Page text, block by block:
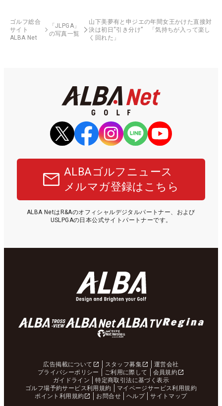
ゴルフ総合
サイト
ALBA Net
「JLPGA」
の写真一覧
山下美夢有と申ジエの年間女王かけた直接対
決は初日“引き分け” 「気持ちが入って楽し
く回れた」
ALBAゴルフニュース
メルマガ登録はこちら
ALBA NetはR&Aのオフィシャルデジタルパートナー、および
USLPGAの日本公式サイトパートナーです。
広告掲載について スタッフ募集
運営会社
プライバシーポリシー
ご利用に際して
会員規約
ガイドライン
特定商取引法に基づく表示
ゴルフ場予約サービス利用規約
マイページサービス利用規約
ポイント利用規約
お問合せ ヘルプ サイトマップ